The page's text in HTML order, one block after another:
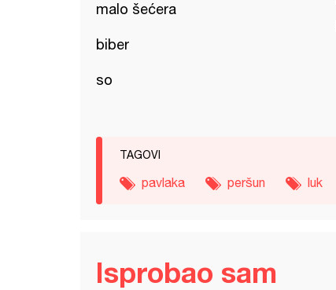
malo šećera
biber
so
TAGOVI
pavlaka peršun luk
Isprobao sam